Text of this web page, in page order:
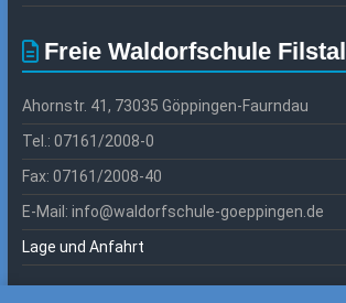
Freie Waldorfschule Filstal
Ahornstr. 41, 73035 Göppingen-Faurndau
Tel.: 07161/2008-0
Fax: 07161/2008-40
E-Mail: info@waldorfschule-goeppingen.de
Lage und Anfahrt